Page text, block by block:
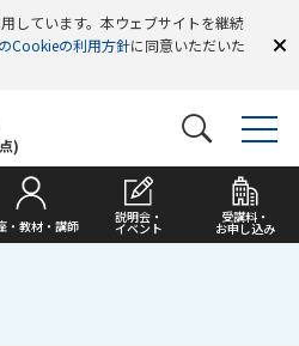
しています。本ウェブサイトを継続
Cookieの利用方針に同意いただいた
)
・教材・講師
説明会・
イベント
受講料・
お申し込み